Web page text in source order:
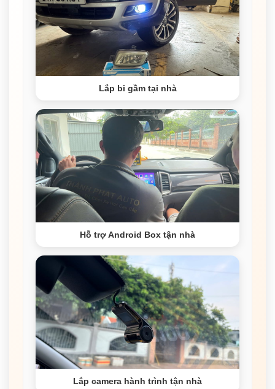
Lắp bi gầm tại nhà
Hỗ trợ Android Box tận nhà
Lắp camera hành trình tận nhà